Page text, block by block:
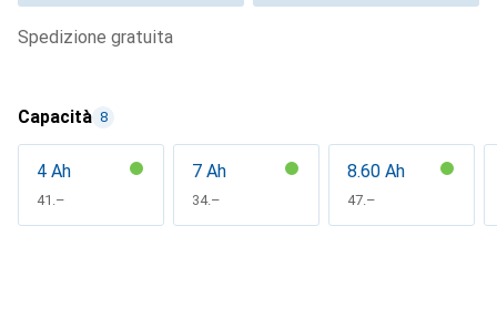
spedizione gratuita
Capacità 8
4 Ah
CHF
41.–
7 Ah
CHF
34.–
8.60 Ah
CHF
47.–